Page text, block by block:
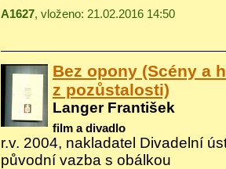
A1627, vloženo: 21.02.2016 14:50
Bez opony (Scény a
z pozůstalosti)
Langer František
film a divadlo
r.v. 2004, nakladatel Divadelní
původní vazba s obálkou